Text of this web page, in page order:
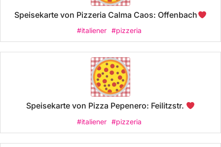
Speisekarte von Pizzeria Calma Caos: Offenbach
#italiener #pizzeria
Speisekarte von Pizza Pepenero: Feilitzstr.
#italiener #pizzeria